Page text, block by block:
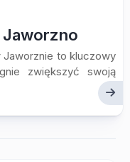
Jaworzno
Jaworznie to kluczowy
zwiększyć swoją